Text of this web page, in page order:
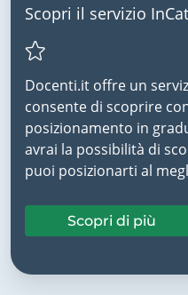
Scopri il servizio
Docenti.it offre un
consente di scoprire
posizionamento in
avrai la possibilità di
puoi posizionarti al
Scopri di più